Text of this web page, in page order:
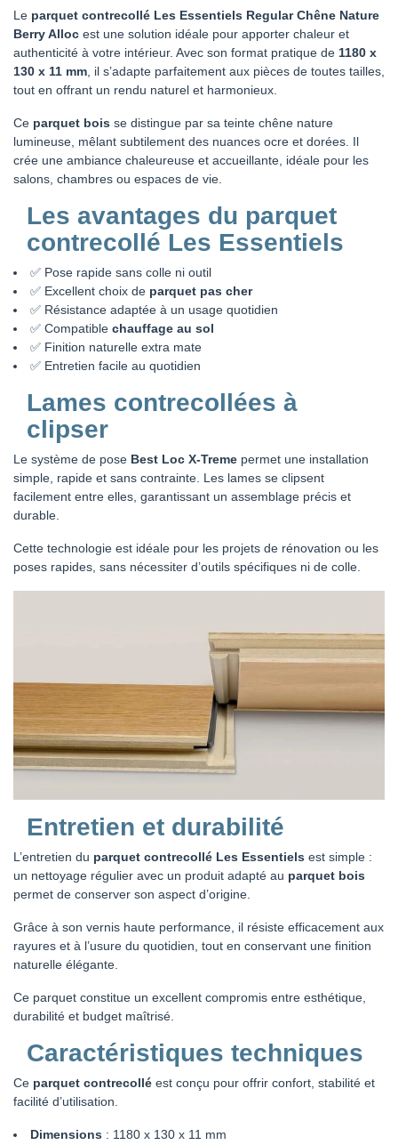
Le parquet contrecollé Les Essentiels Regular Chêne Nature
Berry Alloc est une solution idéale pour apporter chaleur et
authenticité à votre intérieur. Avec son format pratique de 1180 x
130 x 11 mm , il s’adapte parfaitement aux pièces de toutes tailles,
tout en offrant un rendu naturel et harmonieux.
Ce parquet bois se distingue par sa teinte chêne nature
lumineuse, mêlant subtilement des nuances ocre et dorées. Il
crée une ambiance chaleureuse et accueillante, idéale pour les
salons, chambres ou espaces de vie.
Les avantages du parquet
contrecollé Les Essentiels
✅ Pose rapide sans colle ni outil
✅ Excellent choix de parquet pas cher
✅ Résistance adaptée à un usage quotidien
✅ Compatible chauffage au sol
✅ Finition naturelle extra mate
✅ Entretien facile au quotidien
Lames contrecollées à
clipser
Le système de pose Best Loc X-Treme permet une installation
simple, rapide et sans contrainte. Les lames se clipsent
facilement entre elles, garantissant un assemblage précis et
durable.
Cette technologie est idéale pour les projets de rénovation ou les
poses rapides, sans nécessiter d’outils spécifiques ni de colle.
Entretien et durabilité
L’entretien du parquet contrecollé Les Essentiels est simple :
un nettoyage régulier avec un produit adapté au parquet bois
permet de conserver son aspect d’origine.
Grâce à son vernis haute performance, il résiste efficacement aux
rayures et à l’usure du quotidien, tout en conservant une finition
naturelle élégante.
Ce parquet constitue un excellent compromis entre esthétique,
durabilité et budget maîtrisé.
Caractéristiques techniques
Ce parquet contrecollé est conçu pour offrir confort, stabilité et
facilité d’utilisation.
Dimensions : 1180 x 130 x 11 mm